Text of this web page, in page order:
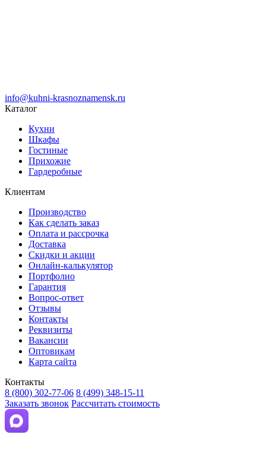
info@kuhni-krasnoznamensk.ru
Каталог
Кухни
Шкафы
Гостиные
Прихожие
Гардеробные
Клиентам
Производство
Как сделать заказ
Оплата и рассрочка
Доставка
Скидки и акции
Онлайн-калькулятор
Портфолио
Гарантия
Вопрос-ответ
Отзывы
Контакты
Реквизиты
Вакансии
Оптовикам
Карта сайта
Контакты
8 (800) 302-77-06 8 (499) 348-15-11
Заказать звонок Рассчитать стоимость